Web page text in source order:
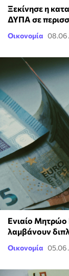
Ξεκίνησε η
ΔΥΠΑ σε
Οικονομία
Ενιαίο
λαμβάνουν
Οικονομία